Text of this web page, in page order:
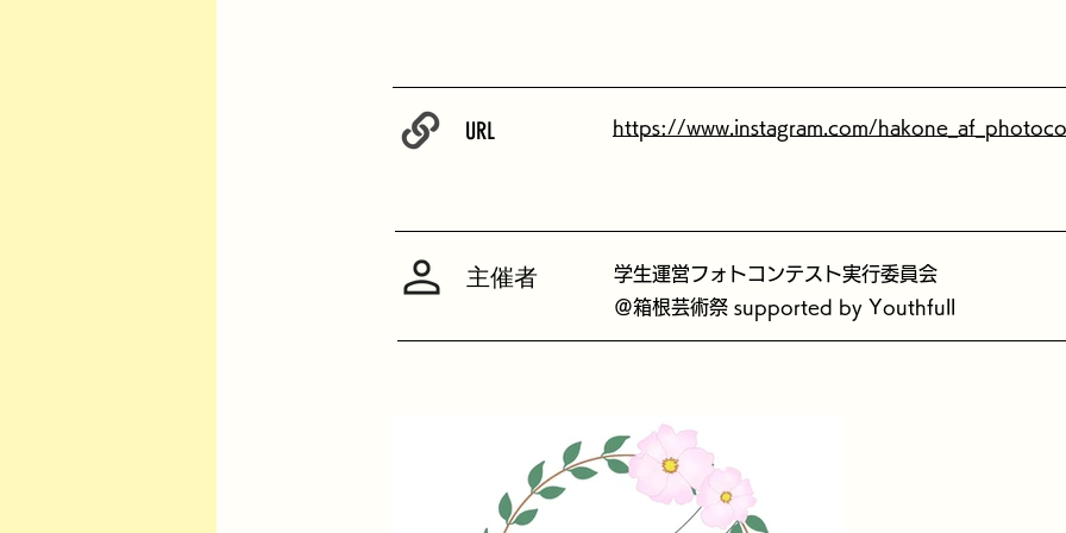
URL https://www.instagram.com/
主催者
学生運営フォトコンテスト実行委員会
＠箱根芸術祭 supported by Youthfull